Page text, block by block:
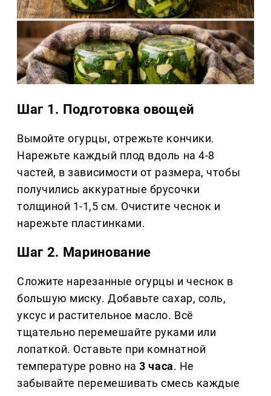
Шаг 1. Подготовка овощей
Вымойте огурцы, отрежьте кончики.
Нарежьте каждый плод вдоль на 4-8
частей, в зависимости от размера, чтобы
получились аккуратные брусочки
толщиной 1-1,5 см. Очистите чеснок и
нарежьте пластинками.
Шаг 2. Маринование
Сложите нарезанные огурцы и чеснок в
большую миску. Добавьте сахар, соль,
уксус и растительное масло. Всё
тщательно перемешайте руками или
лопаткой. Оставьте при комнатной
температуре ровно на3 часа. Не
забывайте перемешивать смесь каждые